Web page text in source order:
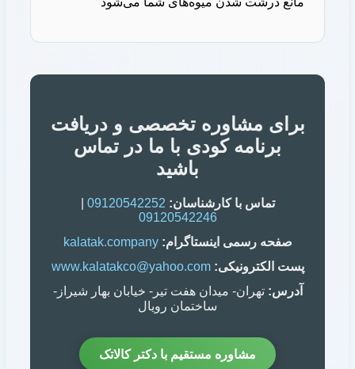
برای مشاوره تخصصی و دریافت
برنامه کودی با ما در تماس
باشید
تماس با کارشناسان: 09120542252
|
09120542246
صفحه رسمی اینستاگرام: kalatak.company
پست الکترونیکی: www.kalatakco@yahoo.com
آدرس:تهران- میدان هفت تیر- خیابان بهار شیراز-
ساختمان رویال
مشاوره مستقیم با دکتر کالاتک